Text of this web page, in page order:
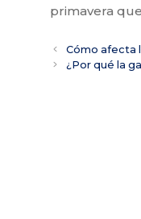
primavera
Cómo afecta
¿Por qué la